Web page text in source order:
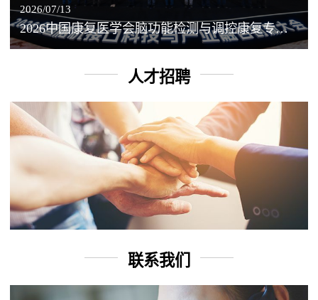
2026/07/13
2026中国康复医学会脑功能检测与调控康复专业委员会学术年会丨脑客中国：脑机接口——EEG驱动TMS闭环调控工作坊
人才招聘
联系我们